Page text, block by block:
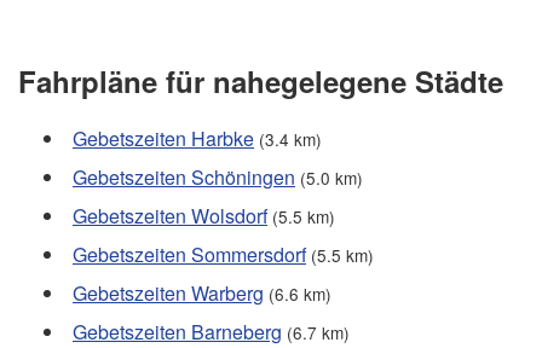
Fahrpläne für nahegelegene Städte
Gebetszeiten Harbke (3.4 km)
Gebetszeiten Schöningen (5.0 km)
Gebetszeiten Wolsdorf (5.5 km)
Gebetszeiten Sommersdorf (5.5 km)
Gebetszeiten Warberg (6.6 km)
Gebetszeiten Barneberg (6.7 km)